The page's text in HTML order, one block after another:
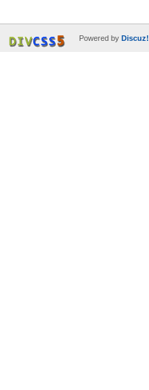
Powered by Discuz!